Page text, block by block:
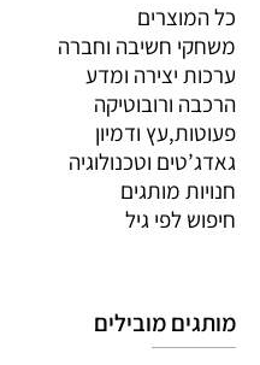
כל המוצרים
משחקי חשיבה וחברה
ערכות יצירה ומדע
הרכבה ורובוטיקה
פעוטות,עץ ודמיון
גאדג’טים וטכנולוגיה
חנויות מותגים
חיפוש לפי גיל
מותגים מובילים